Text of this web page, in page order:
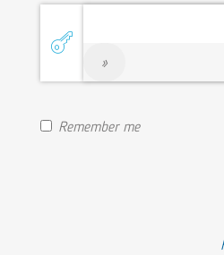
Show Password
Remember me